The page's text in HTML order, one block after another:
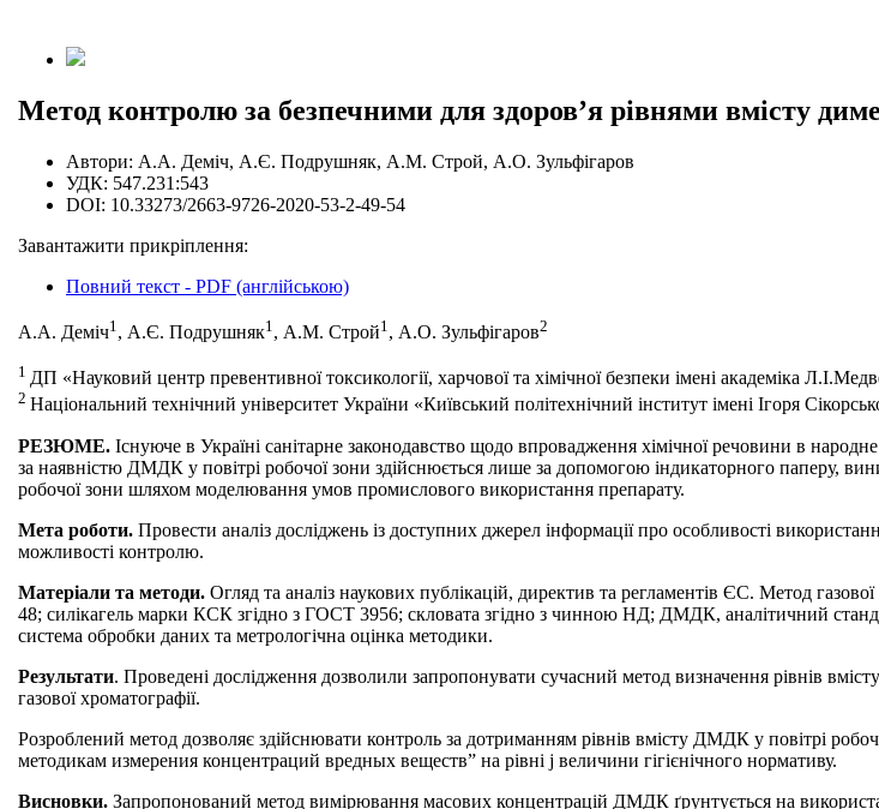
Метод контролю за безпечними для здоров’я рівнями вмісту
Автори: А.А. Деміч, А.Є. Подрушняк, А.М. Строй, А.О. Зульфігаров
УДК: 547.231:543
DOI: 10.33273/2663-9726-2020-53-2-49-54
Завантажити прикріплення:
Повний текст - PDF (англійською)
А.А. Деміч1 , А.Є. Подрушняк1 , А.М. Строй1 , А.О. Зульфігаров2
1 ДП «Науковий центр превентивної токсикології, харчової та хімічної безпеки імені академіка
2 Національний технічний університет України «Київський політехнічний інститут імені Ігоря
РЕЗЮМЕ. Існуюче в Україні санітарне законодавство щодо впровадження хімічної речовини в
за наявністю ДМДК у повітрі робочої зони здійснюється лише за допомогою індикаторного паперу,
робочої зони шляхом моделювання умов промислового використання препарату.
Мета роботи. Провести аналіз досліджень із доступних джерел інформації про особливості
можливості контролю.
Матеріали та методи. Огляд та аналіз наукових публікацій, директив та регламентів ЄС. Метод
48; силікагель марки КСК згідно з ГОСТ 3956; скловата згідно з чинною НД; ДМДК, аналітичний
система обробки даних та метрологічна оцінка методики.
Результати. Проведені дослідження дозволили запропонувати сучасний метод визначення рівнів
газової хроматографії.
Розроблений метод дозволяє здійснювати контроль за дотриманням рівнів вмісту ДМДК у повітрі
методикам измерения концентраций вредных веществ” на рівні ј величини гігієнічного нормативу.
Висновки. Запропонований метод вимірювання масових концентрацій ДМДК ґрунтується на